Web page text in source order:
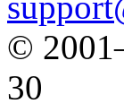
©
30